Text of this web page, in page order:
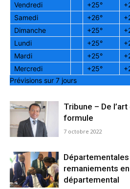
Vendredi
+25° +
Samedi
+26° +
Dimanche
+25° +
Lundi
+25° +
Mardi
+25° +
Mercredi
+25° +
Prévisions sur 7 jours
Tribune – De
formule
7 octobre 2022
Départementales
remaniements
départemental